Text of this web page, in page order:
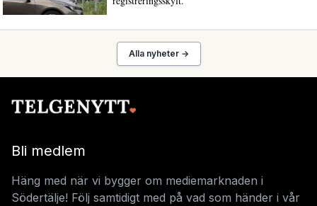
Alla nyheter →
Bli medlem
Häng med när vi bygger om mediemarknaden i
Södertälje! Följ samtidigt med på vad som händer i vår